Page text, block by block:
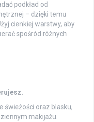
podkład od
– dzięki temu
cienkiej warstwy, aby
spośród różnych
świeżości oraz blasku,
makijażu.